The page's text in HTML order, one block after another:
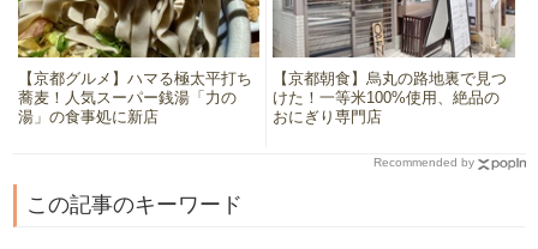
【京都グルメ】ハマる極太平打ち
蕎麦！人気スーパー銭湯「力の
湯」の食事処に新店
【京都朝食】烏丸の路地裏で見つ
けた！一等米100%使用、絶品の
おにぎり専門店
Recommended by
この記事のキーワード